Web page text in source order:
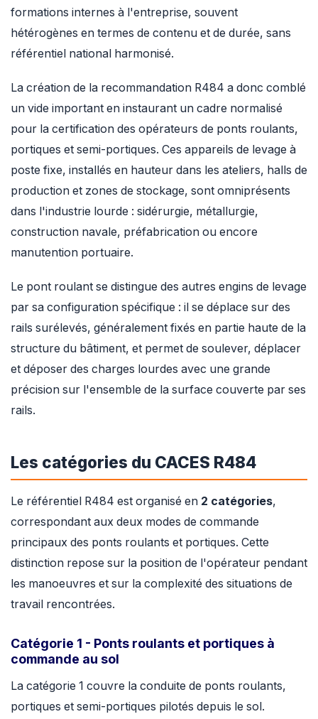
formations internes à l'entreprise, souvent
hétérogènes en termes de contenu et de durée, sans
référentiel national harmonisé.
La création de la recommandation R484 a donc comblé
un vide important en instaurant un cadre normalisé
pour la certification des opérateurs de ponts roulants,
portiques et semi-portiques. Ces appareils de levage à
poste fixe, installés en hauteur dans les ateliers, halls de
production et zones de stockage, sont omniprésents
dans l'industrie lourde : sidérurgie, métallurgie,
construction navale, préfabrication ou encore
manutention portuaire.
Le pont roulant se distingue des autres engins de levage
par sa configuration spécifique : il se déplace sur des
rails surélevés, généralement fixés en partie haute de la
structure du bâtiment, et permet de soulever, déplacer
et déposer des charges lourdes avec une grande
précision sur l'ensemble de la surface couverte par ses
rails.
Les catégories du CACES R484
Le référentiel R484 est organisé en 2 catégories,
correspondant aux deux modes de commande
principaux des ponts roulants et portiques. Cette
distinction repose sur la position de l'opérateur pendant
les manoeuvres et sur la complexité des situations de
travail rencontrées.
Catégorie 1 - Ponts roulants et portiques à
commande au sol
La catégorie 1 couvre la conduite de ponts roulants,
portiques et semi-portiques pilotés depuis le sol.